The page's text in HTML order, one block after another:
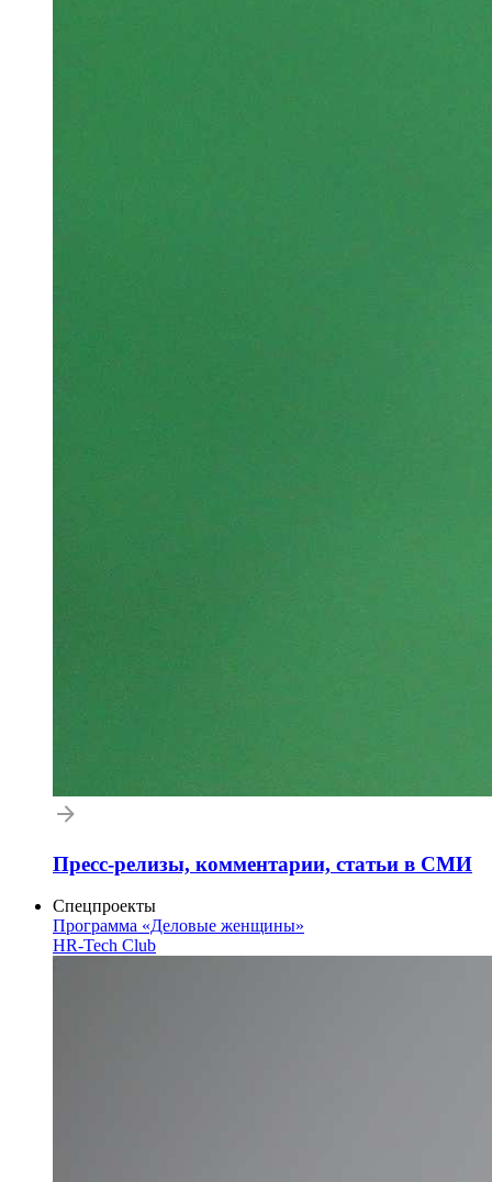
Пресс-релизы, комментарии, статьи в СМИ
Спецпроекты
Программа «Деловые женщины»
HR-Tech Club